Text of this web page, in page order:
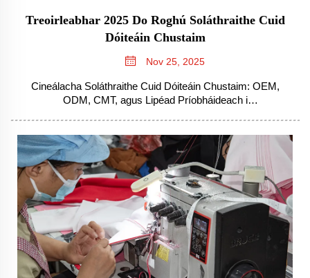
Treoirleabhar 2025 Do Roghú Soláthraithe Cuid
Dóiteáin Chustaim
Nov 25, 2025
Cineálacha Soláthraithe Cuid Dóiteáin Chustaim: OEM,
ODM, CMT, agus Lipéad Príobháideach i
bhfuil comhraic tháirgeála acu. Tá an réimse leathan
beartaithe san earnáil seo, gach samhail ar leith, agus...